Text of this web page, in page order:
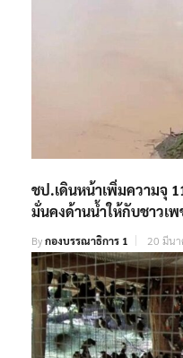
ชป.เดินหน้าเพิ่มความจุ
มั่นคงด้านน้ำให้กับชาวเ
Byกองบรรณาธิการ 1 20 มีน